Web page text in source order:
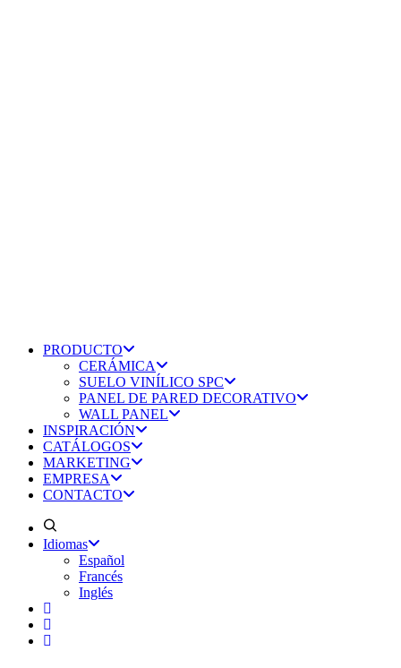
PRODUCTO
CERÁMICA
SUELO VINÍLICO SPC
PANEL DE PARED DECORATIVO
WALL PANEL
INSPIRACIÓN
CATÁLOGOS
MARKETING
EMPRESA
CONTACTO
Idiomas
Español
Francés
Inglés